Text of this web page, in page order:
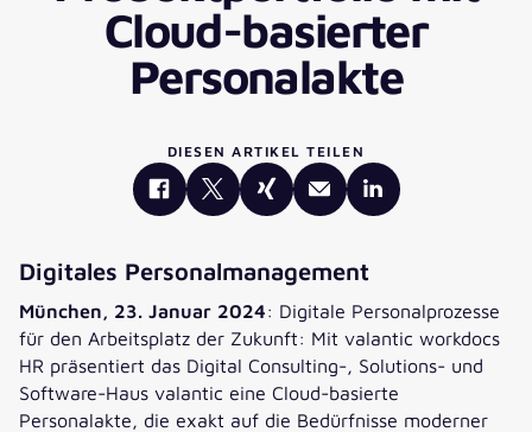
Cloud-basierter
Personalakte
DIESEN ARTIKEL TEILEN
Digitales Personalmanagement
München, 23. Januar 2024: Digitale Personalprozesse
für den Arbeitsplatz der Zukunft: Mit valantic workdocs
HR präsentiert das Digital Consulting-, Solutions- und
Software-Haus valantic eine Cloud-basierte
Personalakte, die exakt auf die Bedürfnisse moderner